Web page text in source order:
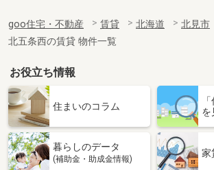
goo住宅・不動産 賃貸 北海道
北見市
北五条西の賃貸 物件一覧
お役立ち情報
住まいのコラム
を
暮らしのデータ
(補助金・助成金情報)
家